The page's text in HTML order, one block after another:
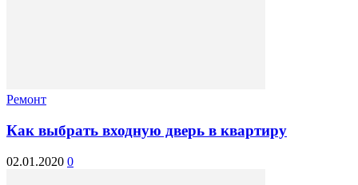
Ремонт
Как выбрать входную дверь в квартиру
02.01.2020 0